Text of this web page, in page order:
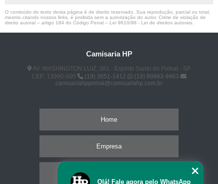
O conteúdo do texto desta página é de direito reservado. Sua reprodução, parcial ou total,
mesmo citando nossos links, é proibida sem a autorização do autor. Crime de violação de
direito autoral – artigo 184 do Código Penal – Lei 9610/98 - Lei de direitos autorais
Camisaria HP
AV. WASHINGTON LUIZ, 381 - Espírito Santo do Pinhal - SP
CEP: 13990-000
(19) 3651-1412
(19) 99983-9963
camisariahppinhal@camisariahp.com.br
Home
Empresa
Olá! Fale agora pelo WhatsApp